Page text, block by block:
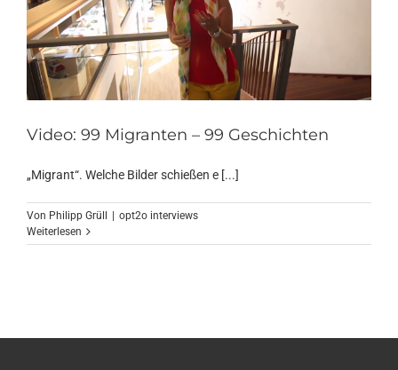
Video: 99 Migranten – 99 Geschichten
„Migrant“. Welche Bilder schießen e [...]
Von Philipp Grüll | opt2o interviews
Weiterlesen